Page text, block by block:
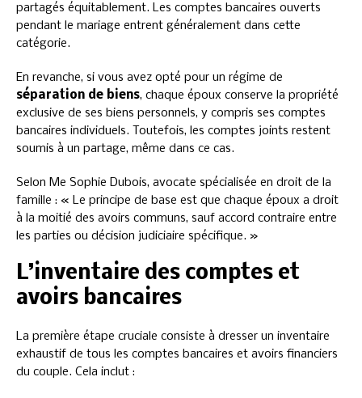
partagés équitablement. Les comptes bancaires ouverts
pendant le mariage entrent généralement dans cette
catégorie.
En revanche, si vous avez opté pour un régime de
séparation de biens, chaque époux conserve la propriété
exclusive de ses biens personnels, y compris ses comptes
bancaires individuels. Toutefois, les comptes joints restent
soumis à un partage, même dans ce cas.
Selon Me Sophie Dubois, avocate spécialisée en droit de la
famille : « Le principe de base est que chaque époux a droit
à la moitié des avoirs communs, sauf accord contraire entre
les parties ou décision judiciaire spécifique. »
L’inventaire des comptes et
avoirs bancaires
La première étape cruciale consiste à dresser un inventaire
exhaustif de tous les comptes bancaires et avoirs financiers
du couple. Cela inclut :